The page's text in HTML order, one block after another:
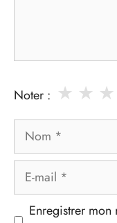
Noter : ★
★
★
Nom
Enregistrer